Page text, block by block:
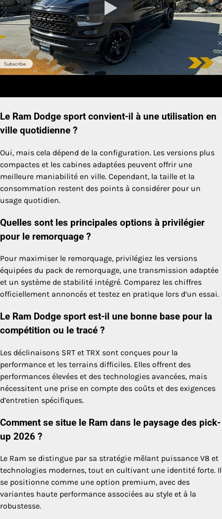
Le Ram Dodge sport convient-il à une utilisation en
ville quotidienne ?
Oui, mais cela dépend de la configuration. Les versions plus
compactes et les cabines adaptées peuvent offrir une
meilleure maniabilité en ville. Cependant, la taille et la
consommation restent des points à considérer pour un
usage quotidien.
Quelles sont les principales options à privilégier
pour le remorquage ?
Pour maximiser le remorquage, privilégiez les versions
équipées du pack de remorquage, une transmission adaptée
et un système de stabilité intégré. Comparez les chiffres
officiellement annoncés et testez en pratique lors d’un essai.
Le Ram Dodge sport est-il une bonne base pour la
compétition ou le tracé ?
Les déclinaisons SRT et TRX sont conçues pour la
performance et les terrains difficiles. Elles offrent des
performances élevées et des technologies avancées, mais
nécessitent une prise en compte des coûts et des exigences
d’entretien spécifiques.
Comment se situe le Ram dans le paysage des pick-
up 2026 ?
Le Ram se distingue par sa stratégie mêlant puissance V8 et
technologies modernes, tout en cultivant une identité forte. Il
se positionne comme une option premium, avec des
variantes haute performance associées au style et à la
robustesse.